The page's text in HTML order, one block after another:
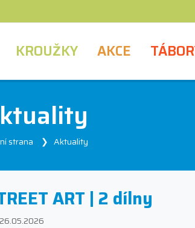
KROUŽKY AKCE
strana Aktuality
ART | 2 dílny
26.05.2026